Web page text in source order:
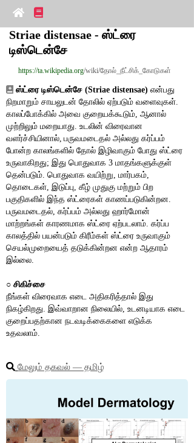
Striae distensae - ஸ்ட்ரை
டிஸ்டென்சே
https://ta.wikipedia.org/wiki/தோல்_நீட்சிக்_கோடுகள்
ஸ்ட்ரை டிஸ்டென்சே (Striae distensae) என்பது
நிறமாறும் சாயலுடன் தோலில் ஏற்படும் வளைவுகள்.
காலப்போக்கில் அவை குறையக்கூடும், ஆனால்
முற்றிலும் மறையாது. உடலின் விரைவான
வளர்ச்சியினால், பருவமடைதல் அல்லது கர்ப்பம்
போன்ற காலங்களில் தோல் இழிவாகும் போது ஸ்ட்ரை
உருவாகிறது; இது பொதுவாக 3 மாதங்களுக்குள்
தென்படும். பொதுவாக வயிற்று, மார்பகம்,
தொடைகள், இடுப்பு, கீழ் முதுகு மற்றும் பிற
பகுதிகளில் இந்த ஸ்ட்ரைகள் காணப்படுகின்றன.
பருவமடைதல், கர்ப்பம் அல்லது ஹார்மோன்
மாற்றங்கள் காரணமாக ஸ்ட்ரை ஏற்படலாம். கர்ப்ப
காலத்தில் பயன்படும் கிரீம்கள் ஸ்ட்ரை உருவாகும்
செயல்முறையைத் தடுக்கின்றன என்ற ஆதாரம்
இல்லை.
○ சிகிச்சை
நீங்கள் விரைவாக எடை அதிகரித்தால் இது
நிகழ்கிறது. இவ்வாறான நிலையில், உடனடியாக எடை
குறைப்பதற்கான நடவடிக்கைகளை எடுக்க
உதவலாம்.
மேலும் தகவல் ― தமிழ்